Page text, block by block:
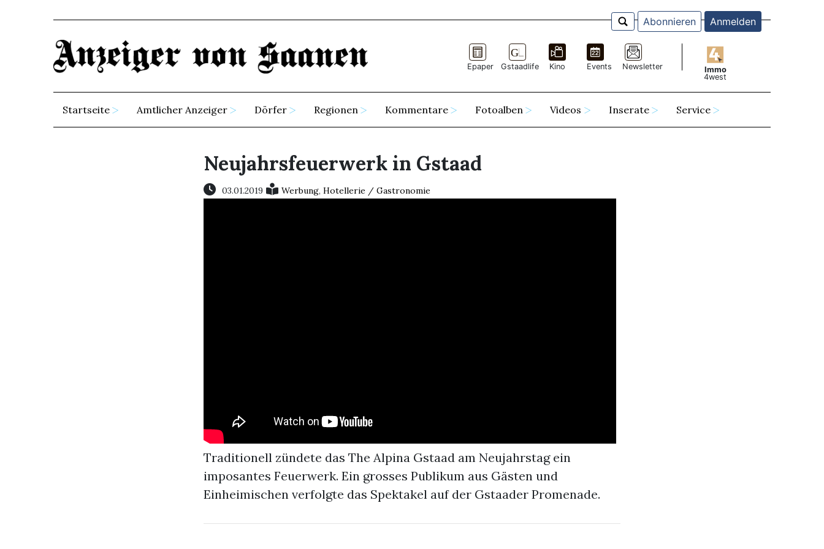
Abonnieren Anmelden
Epaper Gstaadlife Kino Events Newsletter
Immo
4west
Startseite Amtlicher Anzeiger Dörfer Regionen Kommentare Fotoalben Videos Inserate Service
Neujahrsfeuerwerk in Gstaad
03.01.2019 Werbung, Hotellerie / Gastronomie
Traditionell zündete das The Alpina Gstaad am Neujahrstag ein
imposantes Feuerwerk. Ein grosses Publikum aus Gästen und
Einheimischen verfolgte das Spektakel auf der Gstaader Promenade.